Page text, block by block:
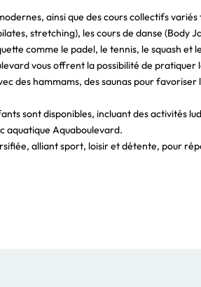
ainsi que des cours collectifs variés
stretching), les cours de danse (Body
comme le padel, le tennis, le squash et
vous offrent la possibilité de pratiquer
des hammams, des saunas pour
sont disponibles, incluant des activités
aquatique Aquaboulevard.
alliant sport, loisir et détente, pour